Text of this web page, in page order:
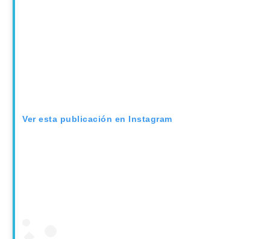
Ver esta publicación en Instagram